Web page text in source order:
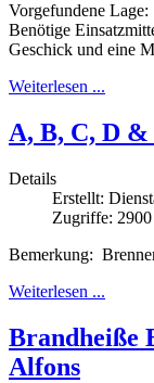
Vorgefundene
Benötige
Geschick und eine
Weiterlesen ...
A, B, C, D &
Details
Erstellt:
Zugriffe: 2900
Bemerkung:
Weiterlesen ...
Brandheiße
Alfons